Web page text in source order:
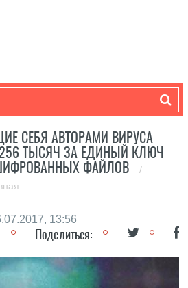
СЕБЯ АВТОРАМИ ВИРУСА
ТЫСЯЧ ЗА ЕДИНЫЙ КЛЮЧ
ФАЙЛОВ
/
13:56
Поделиться: